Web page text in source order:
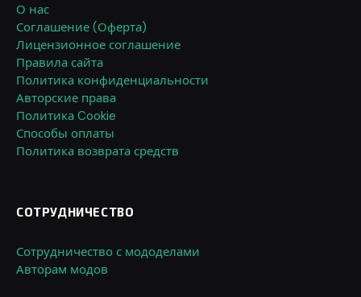
О нас
Соглашение (Оферта)
Лицензионное соглашение
Правила сайта
Политика конфиденциальности
Авторские права
Политика Cookie
Способы оплаты
Политика возврата средств
СОТРУДНИЧЕСТВО
Сотрудничество с мододелами
Авторам модов